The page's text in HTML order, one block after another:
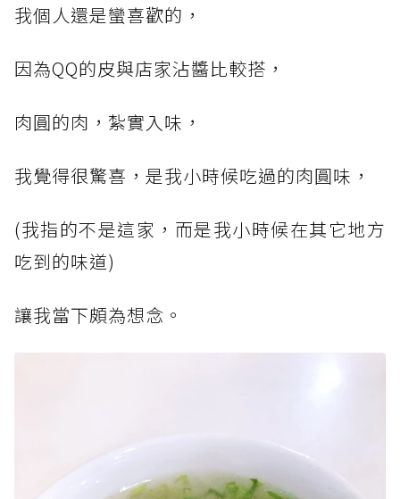
我個人還是蠻喜歡的，
因為QQ的皮與店家沾醬比較搭，
肉圓的肉，紮實入味，
我覺得很驚喜，是我小時候吃過的肉圓味，
(我指的不是這家，而是我小時候在其它地方
吃到的味道)
讓我當下頗為想念。